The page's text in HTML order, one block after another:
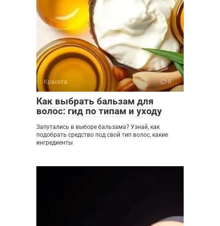
Красота 0
Как выбрать бальзам для
волос: гид по типам и уходу
Запутались в выборе бальзама? Узнай, как
подобрать средство под свой тип волос, какие
ингредиенты